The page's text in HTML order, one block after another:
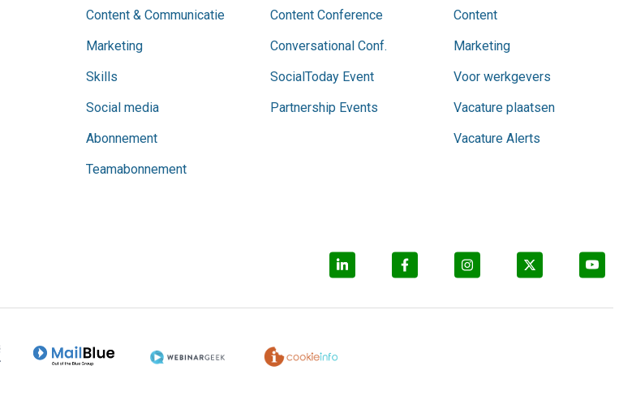
Content & Communicatie
Marketing
Skills
Social media
Abonnement
Teamabonnement
Content Conference
Conversational Conf.
SocialToday Event
Partnership Events
Content
Marketing
Voor werkgevers
Vacature plaatsen
Vacature Alerts